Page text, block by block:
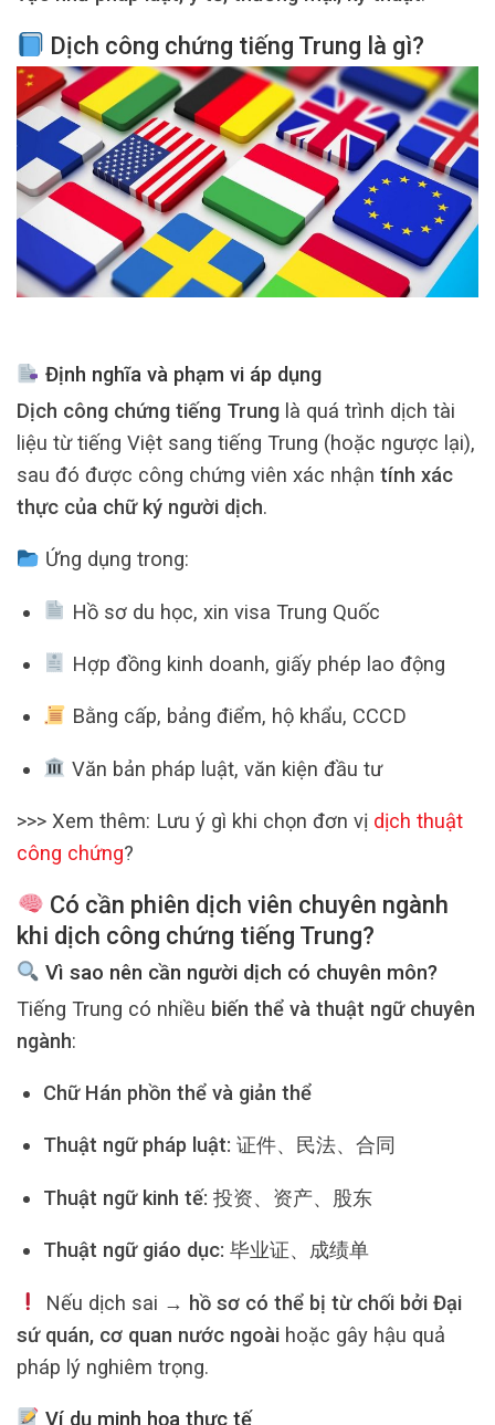
Dịch công chứng tiếng Trung là gì?
Định nghĩa và phạm vi áp dụng
Dịch công chứng tiếng Trung là quá trình dịch tài
liệu từ tiếng Việt sang tiếng Trung (hoặc ngược lại),
sau đó được công chứng viên xác nhận tính xác
thực của chữ ký người dịch.
Ứng dụng trong:
Hồ sơ du học, xin visa Trung Quốc
Hợp đồng kinh doanh, giấy phép lao động
Bằng cấp, bảng điểm, hộ khẩu, CCCD
Văn bản pháp luật, văn kiện đầu tư
>>> Xem thêm: Lưu ý gì khi chọn đơn vị dịch thuật
công chứng?
Có cần phiên dịch viên chuyên ngành
khi dịch công chứng tiếng Trung?
Vì sao nên cần người dịch có chuyên môn?
Tiếng Trung có nhiều biến thể và thuật ngữ chuyên
ngành:
Chữ Hán phồn thể và giản thể
Thuật ngữ pháp luật: 证件、民法、合同
Thuật ngữ kinh tế: 投资、资产、股东
Thuật ngữ giáo dục: 毕业证、成绩单
Nếu dịch sai → hồ sơ có thể bị từ chối bởi Đại
sứ quán, cơ quan nước ngoài hoặc gây hậu quả
pháp lý nghiêm trọng.
Ví dụ minh họa thực tế